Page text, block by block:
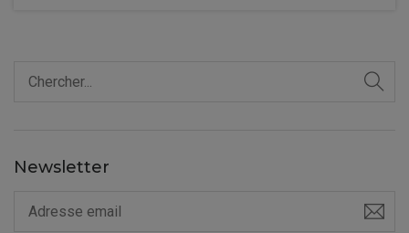
Newsletter